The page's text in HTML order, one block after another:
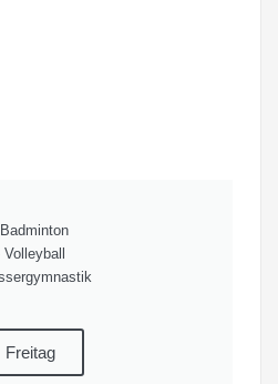
Volleyball
Freitag